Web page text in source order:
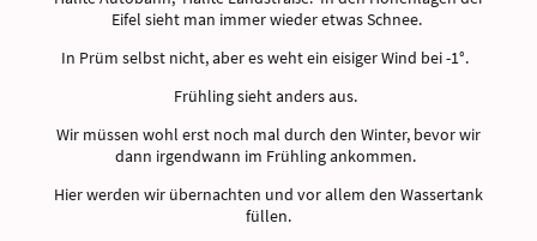
Eifel sieht man immer wieder etwas Schnee.
In Prüm selbst nicht, aber es weht ein eisiger Wind bei -1°.
Frühling sieht anders aus.
Wir müssen wohl erst noch mal durch den Winter, bevor wir
dann irgendwann im Frühling ankommen.
Hier werden wir übernachten und vor allem den Wassertank
füllen.